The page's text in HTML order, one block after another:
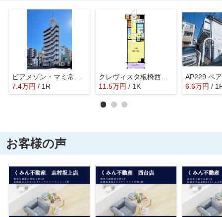
7.4万円 / 1R
クレヴィスタ板橋西台Ⅱ
11.5万円 / 1K 6.6万円 /
お客様の声